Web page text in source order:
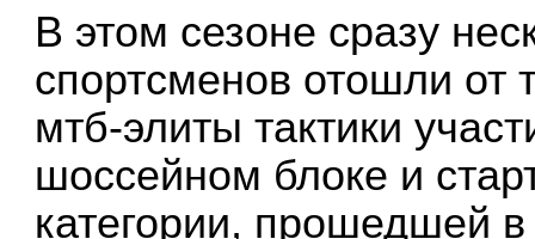
В этом сезоне сразу
спортсменов отошли от
мтб-элиты тактики
шоссейном блоке и
категории, прошедшей